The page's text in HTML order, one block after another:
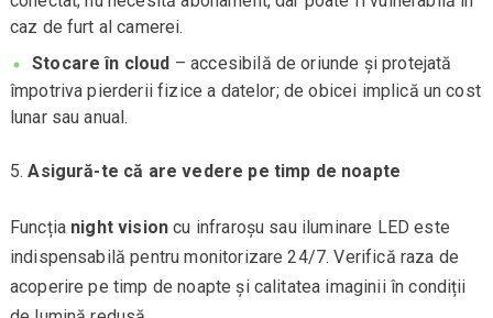
caz de furt al camerei.
Stocare în cloud – accesibilă de oriunde și protejată
împotriva pierderii fizice a datelor; de obicei implică un cost
lunar sau anual.
Asigură-te că are vedere pe timp de noapte
Funcția night vision cu infraroșu sau iluminare LED este
indispensabilă pentru monitorizare 24/7. Verifică raza de
acoperire pe timp de noapte și calitatea imaginii în condiții